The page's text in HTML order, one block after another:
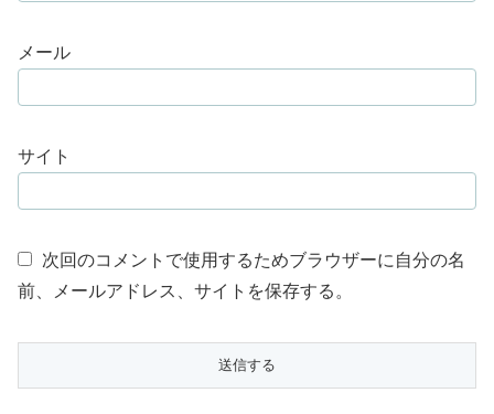
メール
サイト
次回のコメントで使用するためブラウザーに自分の名
前、メールアドレス、サイトを保存する。